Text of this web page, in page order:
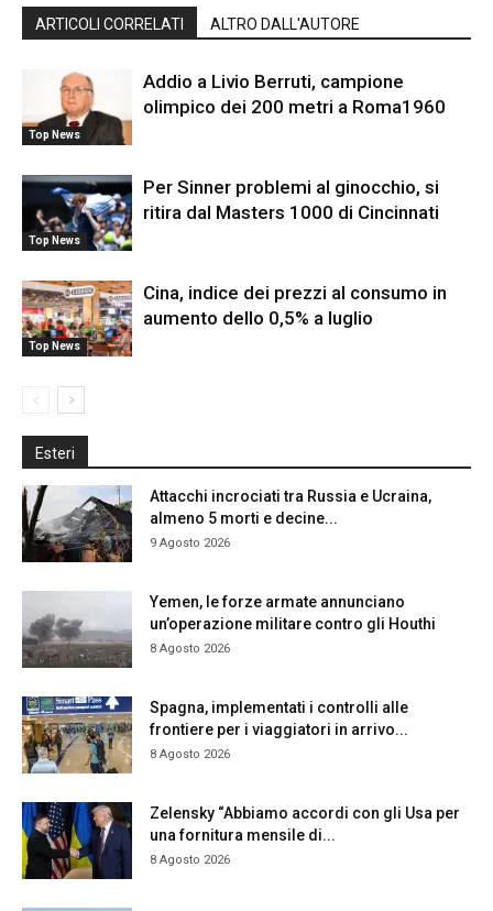
ARTICOLI CORRELATI ALTRO DALL'AUTORE
Top News
Addio a Livio Berruti, campione
olimpico dei 200 metri a Roma1960
Top News
Per Sinner problemi al ginocchio, si
ritira dal Masters 1000 di Cincinnati
Top News
Cina, indice dei prezzi al consumo in
aumento dello 0,5% a luglio
Esteri
Attacchi incrociati tra Russia e Ucraina,
almeno 5 morti e decine...
9 Agosto 2026
Yemen, le forze armate annunciano
un’operazione militare contro gli Houthi
8 Agosto 2026
Spagna, implementati i controlli alle
frontiere per i viaggiatori in arrivo...
8 Agosto 2026
Zelensky “Abbiamo accordi con gli Usa per
una fornitura mensile di...
8 Agosto 2026